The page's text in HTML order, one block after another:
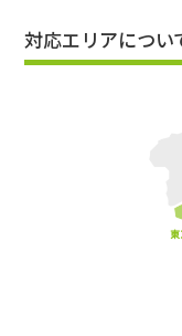
対応エリアについ